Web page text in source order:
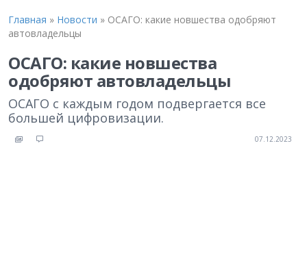
Главная » Новости » ОСАГО: какие новшества одобряют
автовладельцы
ОСАГО: какие новшества
одобряют автовладельцы
ОСАГО с каждым годом подвергается все
большей цифровизации.
07.12.2023